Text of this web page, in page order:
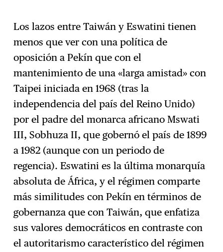
Los lazos entre Taiwán y Eswatini tienen
menos que ver con una política de
oposición a Pekín que con el
mantenimiento de una «larga amistad» con
Taipei iniciada en 1968 (tras la
independencia del país del Reino Unido)
por el padre del monarca africano Mswati
III, Sobhuza II, que gobernó el país de 1899
a 1982 (aunque con un periodo de
regencia). Eswatini es la última monarquía
absoluta de África, y el régimen comparte
más similitudes con Pekín en términos de
gobernanza que con Taiwán, que enfatiza
sus valores democráticos en contraste con
el autoritarismo característico del régimen